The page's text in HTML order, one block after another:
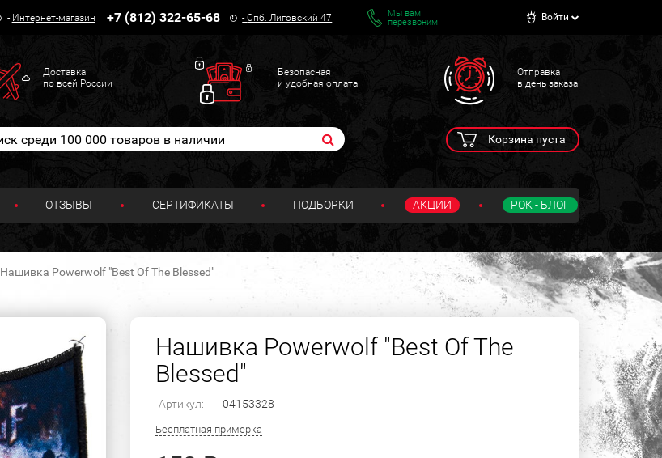
- Интернет-магазин +7 (812) 322-65-68 -Спб. Лиговский 47
Мы вам
перезвоним
Войти
Доставка
по всей России
Безопасная
и удобная оплата
Отправка
в день заказа
Корзина пуста
ОТЗЫВЫ СЕРТИФИКАТЫ ПОДБОРКИ АКЦИИ РОК - БЛОГ
Нашивка Powerwolf "Best Of The Blessed"
Нашивка Powerwolf "Best Of The
Blessed"
Артикул: 04153328
Бесплатная примерка